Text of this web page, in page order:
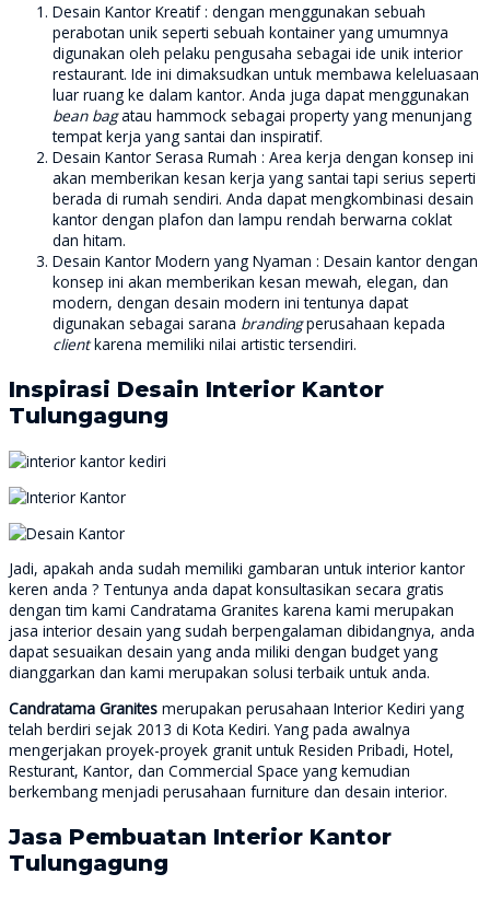
Desain Kantor Kreatif : dengan menggunakan sebuah
perabotan unik seperti sebuah kontainer yang umumnya
digunakan oleh pelaku pengusaha sebagai ide unik interior
restaurant. Ide ini dimaksudkan untuk membawa keleluasaan
luar ruang ke dalam kantor. Anda juga dapat menggunakan
bean bagatau hammock sebagai property yang menunjang
tempat kerja yang santai dan inspiratif.
Desain Kantor Serasa Rumah : Area kerja dengan konsep ini
akan memberikan kesan kerja yang santai tapi serius seperti
berada di rumah sendiri. Anda dapat mengkombinasi desain
kantor dengan plafon dan lampu rendah berwarna coklat
dan hitam.
Desain Kantor Modern yang Nyaman : Desain kantor dengan
konsep ini akan memberikan kesan mewah, elegan, dan
modern, dengan desain modern ini tentunya dapat
digunakan sebagai sarana brandingperusahaan kepada
clientkarena memiliki nilai artistic tersendiri.
Inspirasi Desain Interior Kantor
Tulungagung
Jadi, apakah anda sudah memiliki gambaran untuk interior kantor
keren anda ? Tentunya anda dapat konsultasikan secara gratis
dengan tim kami Candratama Granites karena kami merupakan
jasa interior desain yang sudah berpengalaman dibidangnya, anda
dapat sesuaikan desain yang anda miliki dengan budget yang
dianggarkan dan kami merupakan solusi terbaik untuk anda.
Candratama Granites merupakan perusahaan Interior Kediri yang
telah berdiri sejak 2013 di Kota Kediri. Yang pada awalnya
mengerjakan proyek-proyek granit untuk Residen Pribadi, Hotel,
Resturant, Kantor, dan Commercial Space yang kemudian
berkembang menjadi perusahaan furniture dan desain interior.
Jasa Pembuatan Interior Kantor
Tulungagung